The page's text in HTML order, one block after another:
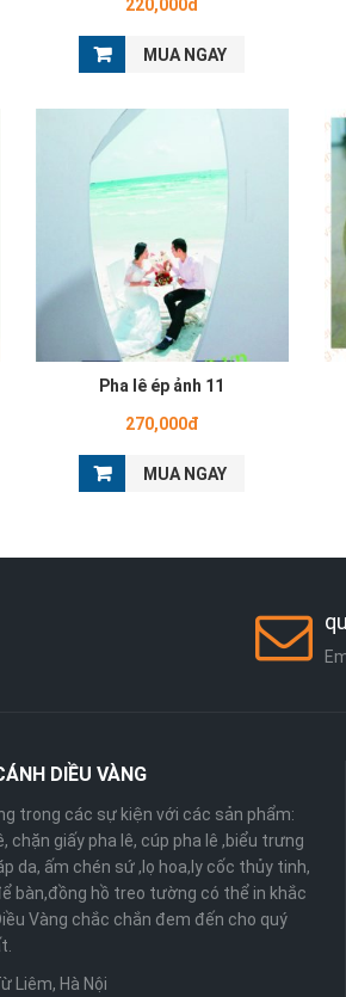
220,000đ
MUA NGAY
Pha lê ép ảnh 11
270,000đ
MUA NGAY
DIỀU VÀNG
trong các sự kiện với các sản phẩm:
chặn giấy pha lê, cúp pha lê ,biểu trưng
da, ấm chén sứ ,lọ hoa,ly cốc thủy tinh,
bàn,đồng hồ treo tường có thể in khắc
Vàng chắc chắn đem đến cho quý
Liêm, Hà Nội